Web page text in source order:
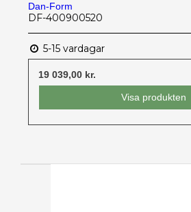
Dan-Form
DF-400900520
5-15 vardagar
19 039,00 kr.
Visa produkten